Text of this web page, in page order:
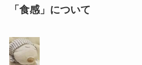
「食感」について